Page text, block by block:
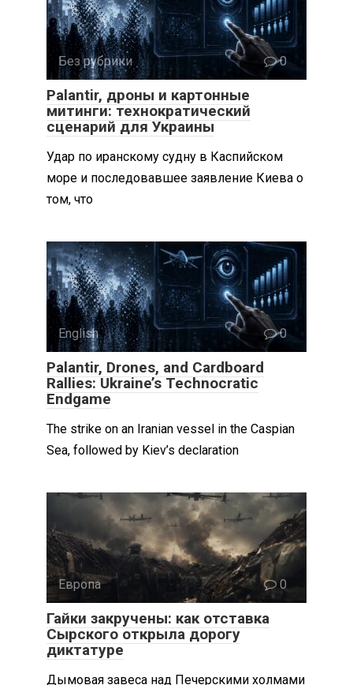
Без рубрики 0
Palantir, дроны и картонные
митинги: технократический
сценарий для Украины
Удар по иранскому судну в Каспийском
море и последовавшее заявление Киева о
том, что
English 0
Palantir, Drones, and Cardboard
Rallies: Ukraine’s Technocratic
Endgame
The strike on an Iranian vessel in the Caspian
Sea, followed by Kiev’s declaration
Европа 0
Гайки закручены: как отставка
Сырского открыла дорогу
диктатуре
Дымовая завеса над Печерскими холмами